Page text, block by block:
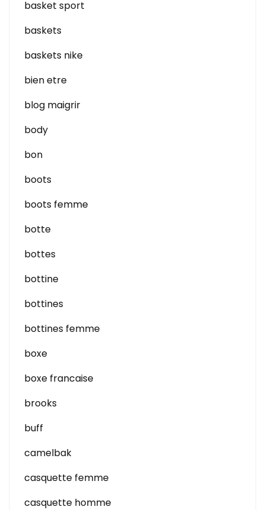
basket sport
baskets
baskets nike
bien etre
blog maigrir
body
bon
boots
boots femme
botte
bottes
bottine
bottines
bottines femme
boxe
boxe francaise
brooks
buff
camelbak
casquette femme
casquette homme